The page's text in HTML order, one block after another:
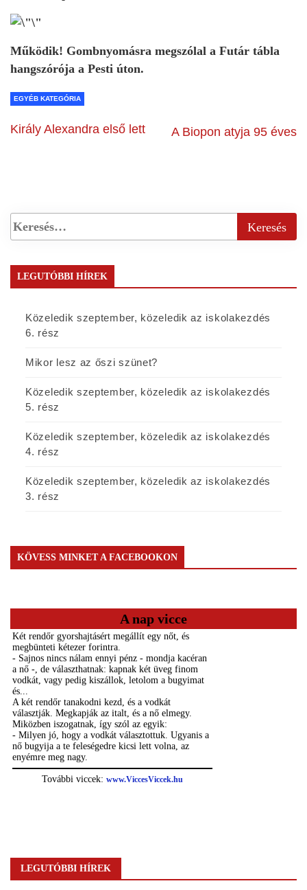
Működik! Gombnyomásra megszólal a Futár tábla
hangszórója a Pesti úton.
EGYÉB KATEGÓRIA
Király Alexandra első lett A Biopon atyja 95 éves
LEGUTÓBBI HÍREK
Közeledik szeptember, közeledik az iskolakezdés
6. rész
Mikor lesz az őszi szünet?
Közeledik szeptember, közeledik az iskolakezdés
5. rész
Közeledik szeptember, közeledik az iskolakezdés
4. rész
Közeledik szeptember, közeledik az iskolakezdés
3. rész
KÖVESS MINKET A FACEBOOKON
A nap vicce
LEGUTÓBBI HÍREK